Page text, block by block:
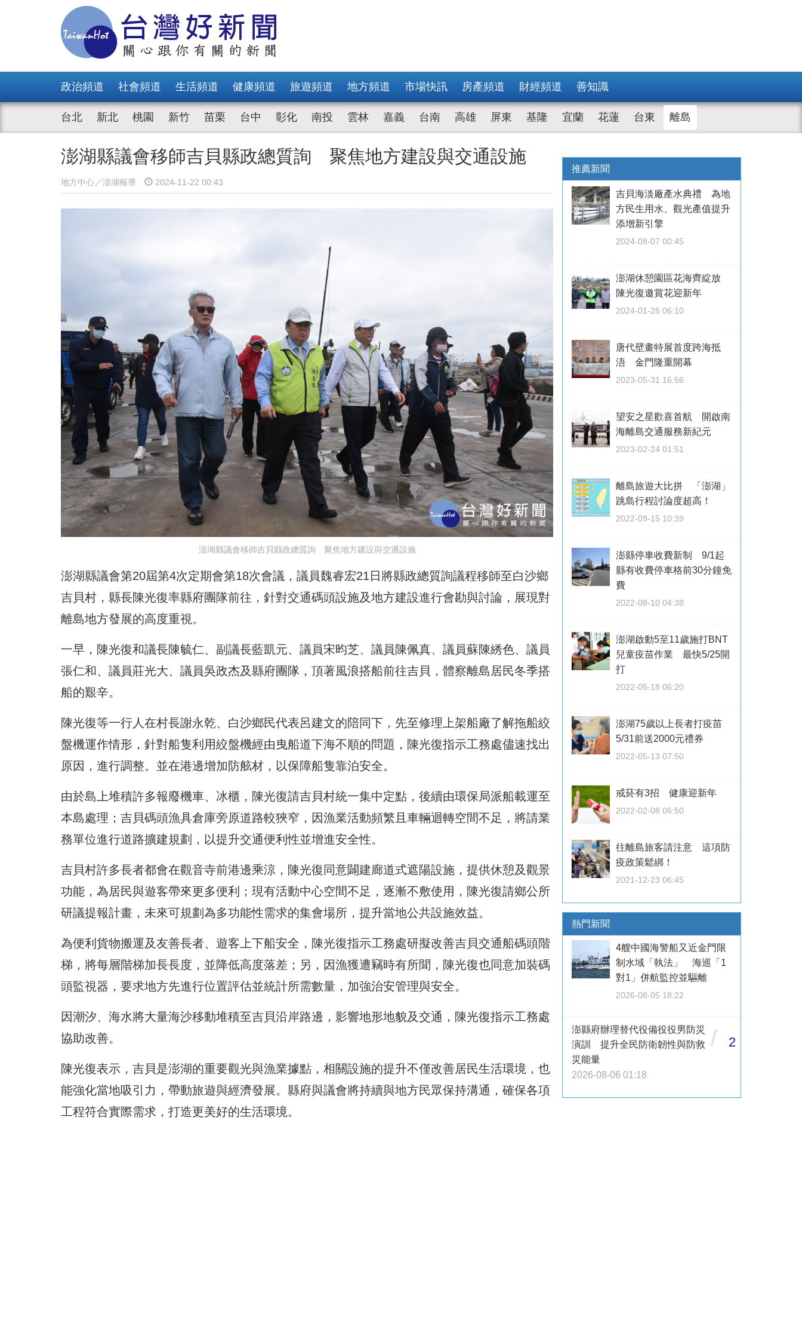
政治頻道 社會頻道 生活頻道 健康頻道 旅遊頻道 地方頻道 市場快訊 房產頻道 財經頻道 善知識
台北 新北 桃園 新竹 苗栗 台中 彰化 南投 雲林 嘉義 台南 高雄 屏東 基隆 宜蘭 花蓮 台東 離島
澎湖縣議會移師吉貝縣政總質詢 聚焦地方建設與交通設施
地方中心／澎湖報導 2024-11-22 00:43
澎湖縣議會移師吉貝縣政總質詢 聚焦地方建設與交通設施
澎湖縣議會第20屆第4次定期會第18次會議，議員魏睿宏21日將縣政總質詢議程移師至白沙鄉
吉貝村，縣長陳光復率縣府團隊前往，針對交通碼頭設施及地方建設進行會勘與討論，展現對
離島地方發展的高度重視。
一早，陳光復和議長陳毓仁、副議長藍凱元、議員宋昀芝、議員陳佩真、議員蘇陳綉色、議員
張仁和、議員莊光大、議員吳政杰及縣府團隊，頂著風浪搭船前往吉貝，體察離島居民冬季搭
船的艱辛。
陳光復等一行人在村長謝永乾、白沙鄉民代表呂建文的陪同下，先至修理上架船廠了解拖船絞
盤機運作情形，針對船隻利用絞盤機經由曳船道下海不順的問題，陳光復指示工務處儘速找出
原因，進行調整。並在港邊增加防舷材，以保障船隻靠泊安全。
由於島上堆積許多報廢機車、冰櫃，陳光復請吉貝村統一集中定點，後續由環保局派船載運至
本島處理；吉貝碼頭漁具倉庫旁原道路較狹窄，因漁業活動頻繁且車輛迴轉空間不足，將請業
務單位進行道路擴建規劃，以提升交通便利性並增進安全性。
吉貝村許多長者都會在觀音寺前港邊乘涼，陳光復同意闢建廊道式遮陽設施，提供休憩及觀景
功能，為居民與遊客帶來更多便利；現有活動中心空間不足，逐漸不敷使用，陳光復請鄉公所
研議提報計畫，未來可規劃為多功能性需求的集會場所，提升當地公共設施效益。
為便利貨物搬運及友善長者、遊客上下船安全，陳光復指示工務處研擬改善吉貝交通船碼頭階
梯，將每層階梯加長長度，並降低高度落差；另，因漁獲遭竊時有所聞，陳光復也同意加裝碼
頭監視器，要求地方先進行位置評估並統計所需數量，加強治安管理與安全。
因潮汐、海水將大量海沙移動堆積至吉貝沿岸路邊，影響地形地貌及交通，陳光復指示工務處
協助改善。
陳光復表示，吉貝是澎湖的重要觀光與漁業據點，相關設施的提升不僅改善居民生活環境，也
能強化當地吸引力，帶動旅遊與經濟發展。縣府與議會將持續與地方民眾保持溝通，確保各項
工程符合實際需求，打造更美好的生活環境。
推薦新聞
吉貝海淡廠產水典禮 為地
方民生用水、觀光產值提升
添增新引擎
2024-08-07 00:45
澎湖休憩園區花海齊綻放
陳光復邀賞花迎新年
2024-01-26 06:10
唐代壁畫特展首度跨海抵
浯 金門隆重開幕
2023-05-31 16:56
望安之星歡喜首航 開啟南
海離島交通服務新紀元
2023-02-24 01:51
離島旅遊大比拼 「澎湖」
跳島行程討論度超高！
2022-09-15 10:39
澎縣停車收費新制 9/1起
縣有收費停車格前30分鐘免
費
2022-08-10 04:38
澎湖啟動5至11歲施打BNT
兒童疫苗作業 最快5/25開
打
2022-05-18 06:20
澎湖75歲以上長者打疫苗
5/31前送2000元禮券
2022-05-13 07:50
戒菸有3招 健康迎新年
2022-02-08 06:50
往離島旅客請注意 這項防
疫政策鬆綁！
2021-12-23 06:45
熱門新聞
4艘中國海警船又近金門限
制水域「執法」 海巡「1
對1」併航監控並驅離
2026-08-05 18:22
澎縣府辦理替代役備役役男防災
演訓 提升全民防衛韌性與防救
災能量
2026-08-06 01:18
/ 2